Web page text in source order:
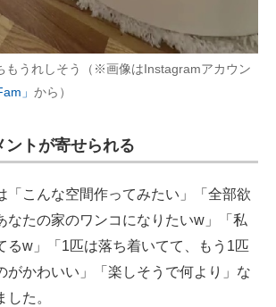
もうれしそう（※画像はInstagramアカウン
」 から）
ントが寄せられる
こんな空間作ってみたい」「全部欲
なたの家のワンコになりたいw」「私
るw」「1匹は落ち着いてて、もう1匹
がかわいい」「楽しそうで何より」な
た。